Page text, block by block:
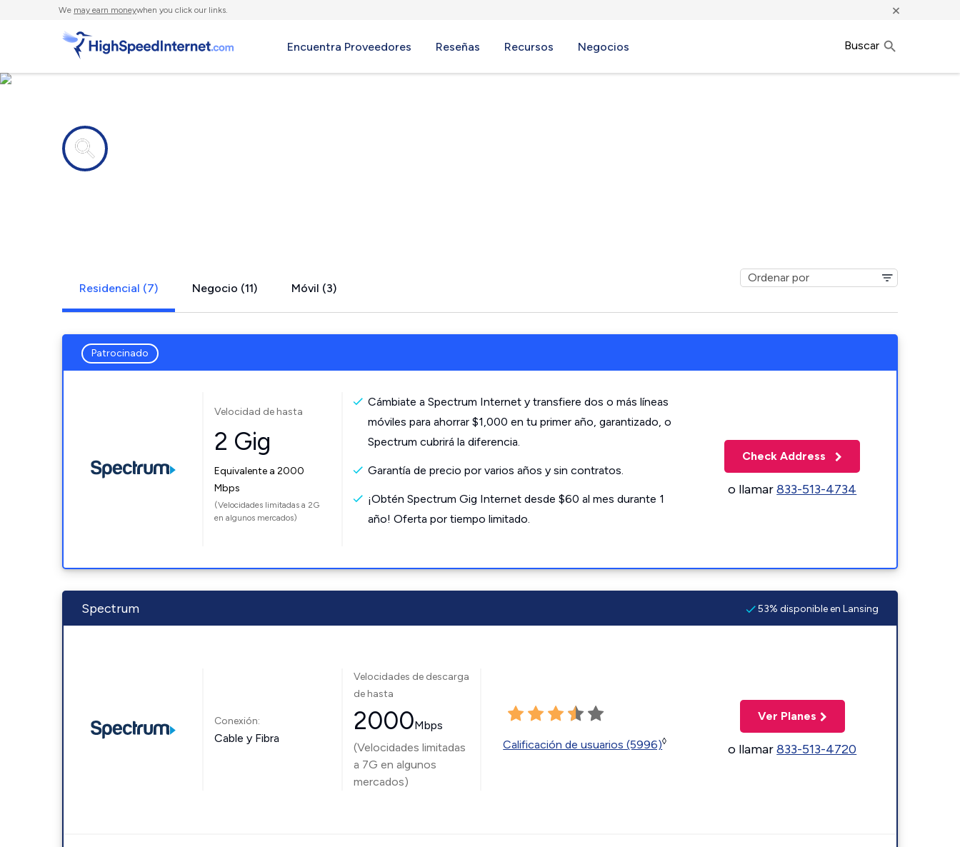
We may earn moneywhen you click our links. ×
Encuentra Proveedores Reseñas Recursos Negocios Buscar
Residencial (7) Negocio (11) Móvil (3)
Patrocinado
Velocidad de hasta
2 Gig
Equivalente a 2000
Mbps
(Velocidades limitadas a 2G
en algunos mercados)
Cámbiate a Spectrum Internet y transfiere dos o más líneas
móviles para ahorrar $1,000 en tu primer año, garantizado, o
Spectrum cubrirá la diferencia.
Garantía de precio por varios años y sin contratos.
¡Obtén Spectrum Gig Internet desde $60 al mes durante 1
año! Oferta por tiempo limitado.
Check Address
o llamar833-513-4734
Spectrum 53% disponible en Lansing
Conexión:
Cable y Fibra
Velocidades de descarga
de hasta
2000Mbps
(Velocidades limitadas
a 7G en algunos
mercados)
Calificación de usuarios (5996)◊
Ver Planes
o llamar833-513-4720